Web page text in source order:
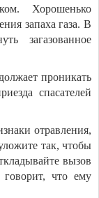
Хорошенько
запаха газа. В
загазованное
проникать
спасателей
отравления,
так, чтобы
вызов
что ему